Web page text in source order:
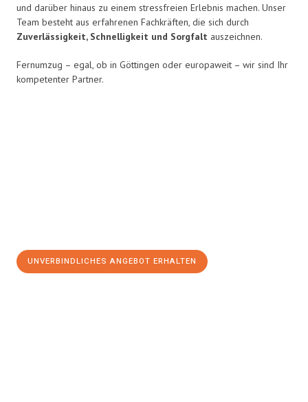
und darüber hinaus zu einem stressfreien Erlebnis machen. Unser
Team besteht aus erfahrenen Fachkräften, die sich durch
Zuverlässigkeit, Schnelligkeit und Sorgfalt auszeichnen.
Fernumzug – egal, ob in Göttingen oder europaweit – wir sind Ihr
kompetenter Partner.
UNVERBINDLICHES ANGEBOT ERHALTEN